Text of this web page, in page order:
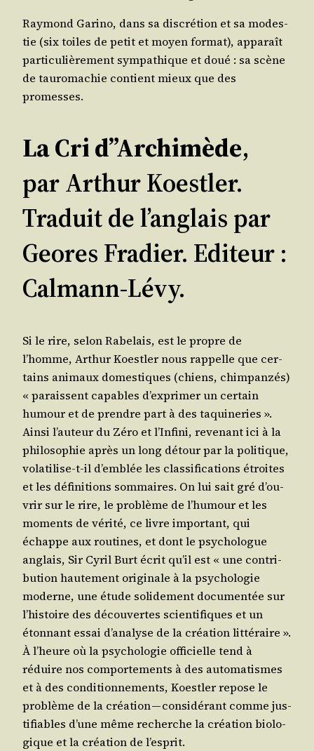
Ray­mond Gari­no, dans sa dis­cré­tion et sa modes­
tie (six toiles de petit et moyen for­mat), appa­raît
par­ti­cu­liè­re­ment sym­pa­thique et doué : sa scène
de tau­ro­ma­chie contient mieux que des
promesses.
La Cri d”Archimède,
par Arthur Koestler.
Traduit de l’anglais par
Geores Fradier. Editeur :
Calmann-Lévy.
Si le rire, selon Rabe­lais, est le propre de
l’homme, Arthur Koest­ler nous rap­pelle que cer­
tains ani­maux domes­tiques (chiens, chim­pan­zés)
« paraissent capables d’ex­pri­mer un cer­tain
humour et de prendre part à des taqui­ne­ries ».
Ain­si l’au­teur du Zéro et l’In­fi­ni, reve­nant ici à la
phi­lo­so­phie après un long détour par la poli­tique,
vola­ti­lise-t-il d’emblée les clas­si­fi­ca­tions étroites
et les défi­ni­tions som­maires. On lui sait gré d’ou­
vrir sur le rire, le pro­blème de l’hu­mour et les
moments de véri­té, ce livre impor­tant, qui
échappe aux rou­tines, et dont le psy­cho­logue
anglais, Sir Cyril Burt écrit qu’il est « une contri­
bu­tion hau­te­ment ori­gi­nale à la psy­cho­lo­gie
moderne, une étude soli­de­ment docu­men­tée sur
l’his­toire des décou­vertes scien­ti­fiques et un
éton­nant essai d’a­na­lyse de la créa­tion lit­té­raire ».
À l’heure où la psy­cho­lo­gie offi­cielle tend à
réduire nos com­por­te­ments à des auto­ma­tismes
et à des condi­tion­ne­ments, Koest­ler repose le
pro­blème de la créa­tion — consi­dé­rant comme jus­
ti­fiables d’une même recherche la créa­tion bio­lo­
gique et la créa­tion de l’esprit.